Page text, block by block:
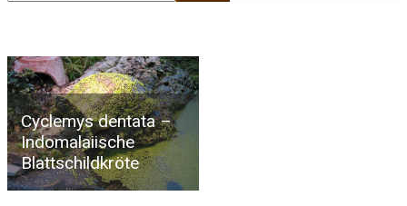
Cyclemys dentata –
Indomalaiische
Blattschildkröte